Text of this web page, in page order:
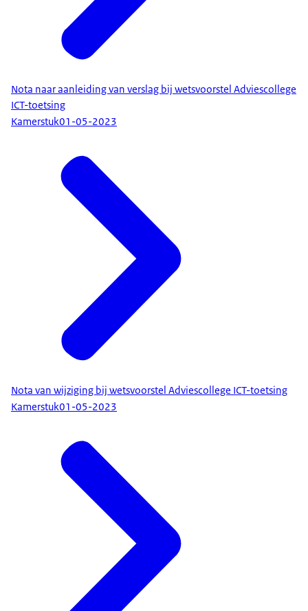
Nota naar aanleiding van verslag bij wetsvoorstel Adviescollege
ICT-toetsing
Kamerstuk01-05-2023
Nota van wijziging bij wetsvoorstel Adviescollege ICT-toetsing
Kamerstuk01-05-2023